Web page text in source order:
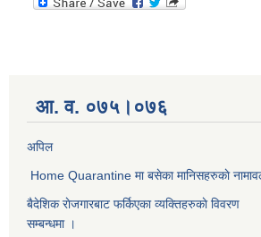
आ. व. ०७५।०७६
अपिल
Home Quarantine मा बसेका मानिसहरुकाे
बैदेशिक राेजगारबाट फर्किएका व्यक्तिहरुकाे विवरण
सम्बन्धमा ।